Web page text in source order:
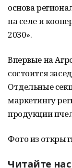
основа
на селе и
2030».
Впервые на
состоится
Отдельные
маркетингу
продукции
Фото из
Читайте нас